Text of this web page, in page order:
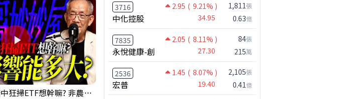
【注意!!!】外資暗中狂掃ETF想幹嘛? 非農影響能多大?!｜ Mr.永年 李 / Mr.JIMMY 高志銘 / 理財有夠跩 【嚇死人】我買了一檔股票後馬上跌停 ! 超神反轉，結局令人傻眼 !｜ Mr.永年 李｜ 盤後講股 Mr.永年 李 2026 / 08 / 07
3716 2.95 ( 9.21% )
中化控股 34.95
1,811張
0.63億
7835 2.05 ( 8.11% )
永悅健康-創 27.30
84張
215萬
2536 1.45 ( 8.07% )
宏普 19.40
2,105張
0.41億